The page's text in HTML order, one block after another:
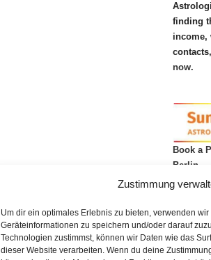
Zustimmung
Um dir ein optimales Erlebnis zu bieten, verwenden
Geräteinformationen zu speichern und/oder darauf
Technologien zustimmst, können wir Daten wie das
dieser Website verarbeiten. Wenn du deine
finding
income,
now.
Book a
Berlin